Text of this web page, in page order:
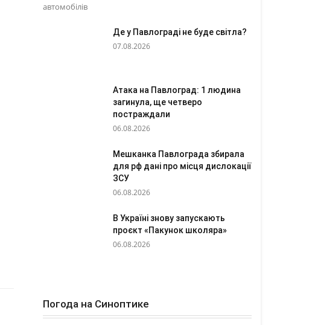
автомобілів
Де у Павлограді не буде світла?
07.08.2026
Атака на Павлоград: 1 людина
загинула, ще четверо
постраждали
06.08.2026
Мешканка Павлограда збирала
для рф дані про місця дислокації
ЗСУ
06.08.2026
В Україні знову запускають
проєкт «Пакунок школяра»
06.08.2026
Погода на Синоптике